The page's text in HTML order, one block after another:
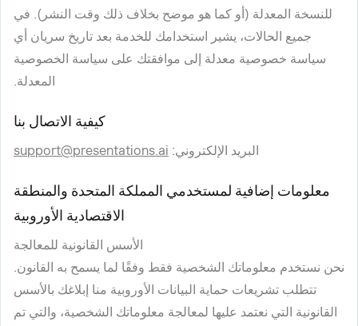
للنسخة المعدلة (أو كما هو موضح بخلاف ذلك وقت النشر). في
جميع الحالات، يشير استخدامك للخدمة بعد تاريخ سريان أي
سياسة خصوصية معدلة إلى موافقتك على سياسة الخصوصية
المعدلة.
كيفية الاتصال بنا
البريد الإلكتروني:
support@presentations.ai
معلومات إضافية لمستخدمي المملكة المتحدة والمنطقة
الاقتصادية الأوروبية
الأسس القانونية للمعالجة
نحن نستخدم معلوماتك الشخصية فقط وفقًا لما يسمح به القانون.
تتطلب تشريعات حماية البيانات الأوروبية منا إبلاغك بالأسس
القانونية التي نعتمد عليها لمعالجة معلوماتك الشخصية، والتي تم